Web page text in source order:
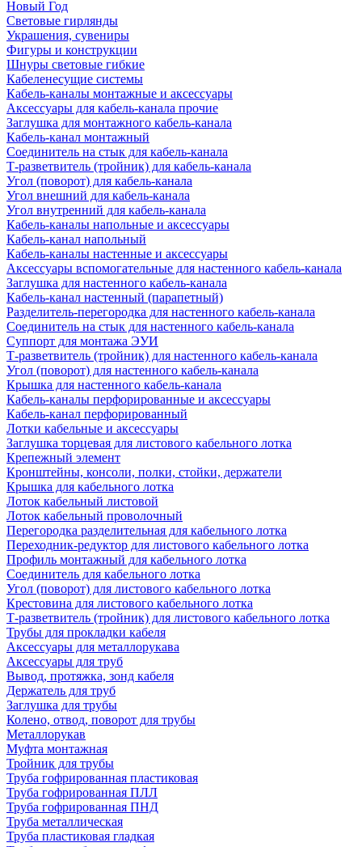
Новый Год
Световые гирлянды
Украшения, сувениры
Фигуры и конструкции
Шнуры световые гибкие
Кабеленесущие системы
Кабель-каналы монтажные и аксессуары
Аксессуары для кабель-канала прочие
Заглушка для монтажного кабель-канала
Кабель-канал монтажный
Соединитель на стык для кабель-канала
Т-разветвитель (тройник) для кабель-канала
Угол (поворот) для кабель-канала
Угол внешний для кабель-канала
Угол внутренний для кабель-канала
Кабель-каналы напольные и аксессуары
Кабель-канал напольный
Кабель-каналы настенные и аксессуары
Аксессуары вспомогательные для настенного кабель-канала
Заглушка для настенного кабель-канала
Кабель-канал настенный (парапетный)
Разделитель-перегородка для настенного кабель-канала
Соединитель на стык для настенного кабель-канала
Суппорт для монтажа ЭУИ
Т-разветвитель (тройник) для настенного кабель-канала
Угол (поворот) для настенного кабель-канала
Крышка для настенного кабель-канала
Кабель-каналы перфорированные и аксессуары
Кабель-канал перфорированный
Лотки кабельные и аксессуары
Заглушка торцевая для листового кабельного лотка
Крепежный элемент
Кронштейны, консоли, полки, стойки, держатели
Крышка для кабельного лотка
Лоток кабельный листовой
Лоток кабельный проволочный
Перегородка разделительная для кабельного лотка
Переходник-редуктор для листового кабельного лотка
Профиль монтажный для кабельного лотка
Соединитель для кабельного лотка
Угол (поворот) для листового кабельного лотка
Крестовина для листового кабельного лотка
Т-разветвитель (тройник) для листового кабельного лотка
Трубы для прокладки кабеля
Аксессуары для металлорукава
Аксессуары для труб
Вывод, протяжка, зонд кабеля
Держатель для труб
Заглушка для трубы
Колено, отвод, поворот для трубы
Металлорукав
Муфта монтажная
Тройник для трубы
Труба гофрированная пластиковая
Труба гофрированная ПЛЛ
Труба гофрированная ПНД
Труба металлическая
Труба пластиковая гладкая